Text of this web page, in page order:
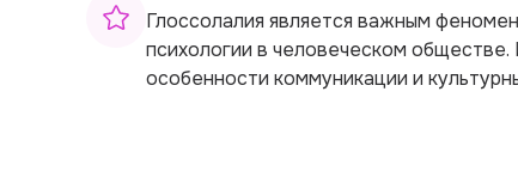
Глоссолалия является важным
психологии в человеческом
особенности коммуникации и